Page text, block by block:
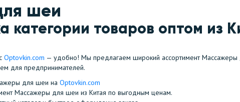
шеи
категории товаров оптом из
Optovkin.com — удобно! Мы предлагаем широкий ассортимент
для предпринимателей.
для шеи на Optovkin.com
Массажеры для шеи из Китая по выгодным ценам.